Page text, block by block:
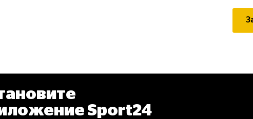
Sport24